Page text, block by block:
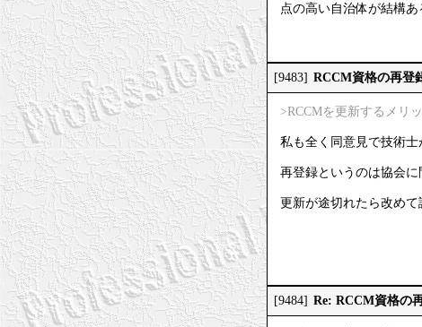
点の高い自治体が結構あ
[9483] RCCM資格の再登
>RCCMを更新するメリ
私も全く同意見で技術士
再登録というのは協会
更新が途切れたら改めて
[9484] Re: RCCM資格の